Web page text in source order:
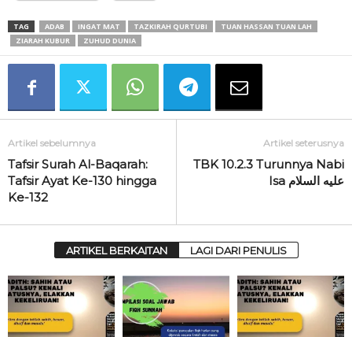
TAG ADAB INGAT MAT TAZKIRAH QURTUBI
TUAN HASSAN TUAN LAH
ZIARAH KUBUR
ZUHUD DUNIA
Artikel sebelumnya
Tafsir Surah Al-Baqarah:
Tafsir Ayat Ke-130 hingga
Ke-132
Artikel seterusnya
TBK 10.2.3 Turunnya Nabi
Isa عليه السلام
ARTIKEL BERKAITAN LAGI DARI PENULIS